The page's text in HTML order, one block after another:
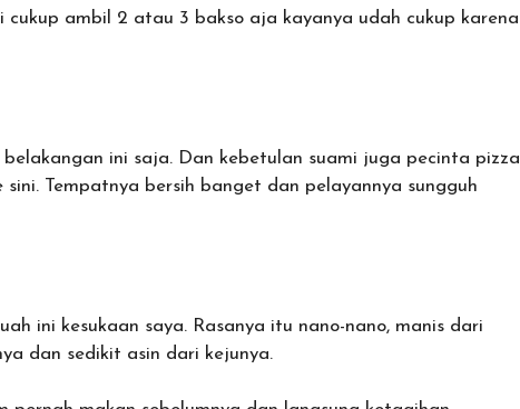
ambil 2 atau 3 bakso aja kayanya udah cukup karena
ini saja. Dan kebetulan suami juga pecinta pizza
Tempatnya bersih banget dan pelayannya sungguh
ini kesukaan saya. Rasanya itu nano-nano, manis dari
dan sedikit asin dari kejunya.